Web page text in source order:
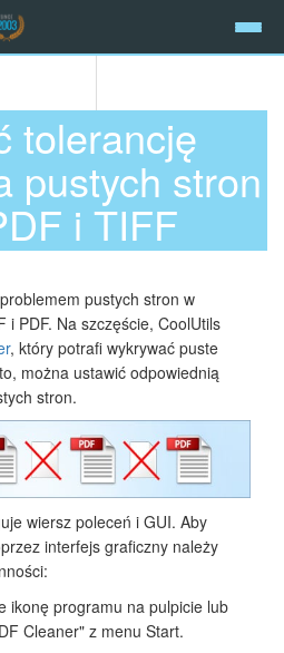
tolerancję
pustych stron
i TIFF
pustych stron w
i PDF. Na szczęście, CoolUtils
, który potrafi wykrywać puste
można ustawić odpowiednią
stron.
wiersz poleceń i GUI. Aby
interfejs graficzny należy
ikonę programu na pulpicie lub
Cleaner" z menu Start.